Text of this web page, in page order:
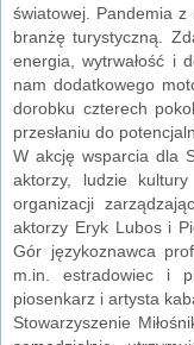
światowej. Pandemia z
branżę turystyczną.
energia, wytrwałość i
nam dodatkowego
dorobku czterech
przesłaniu do
W akcję wsparcia dla
aktorzy, ludzie
organizacji
aktorzy Eryk Lubos i
Gór językoznawca
m.in. estradowiec i
piosenkarz i artysta
Stowarzyszenie